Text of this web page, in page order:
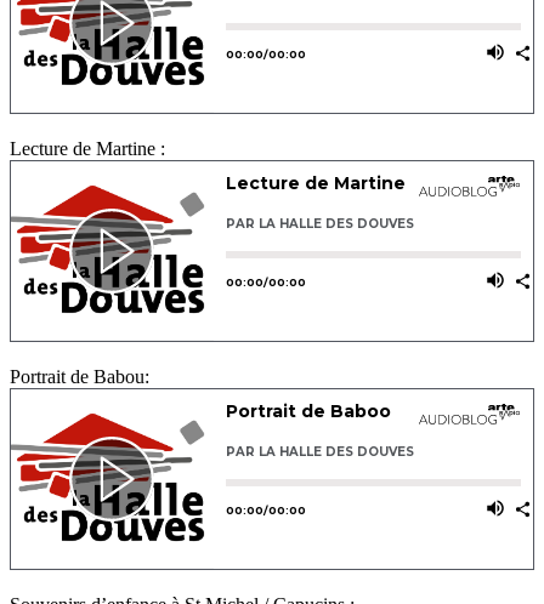
Lecture de Martine :
Portrait de Babou: